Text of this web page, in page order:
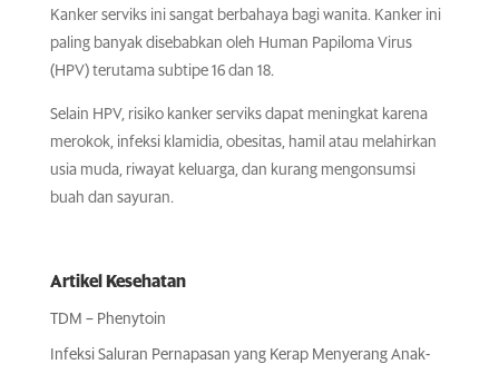
Kanker serviks ini sangat berbahaya bagi wanita. Kanker ini
paling banyak disebabkan oleh Human Papiloma Virus
(HPV) terutama subtipe 16 dan 18.
Selain HPV, risiko kanker serviks dapat meningkat karena
merokok, infeksi klamidia, obesitas, hamil atau melahirkan
usia muda, riwayat keluarga, dan kurang mengonsumsi
buah dan sayuran.
Artikel Kesehatan
TDM – Phenytoin
Infeksi Saluran Pernapasan yang Kerap Menyerang Anak-